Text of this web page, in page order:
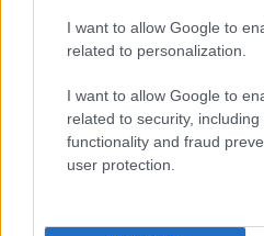
I want to allow Google to
related to personalization.
I want to allow Google to
related to security,
functionality and fraud
user protection.
Continua a leggere